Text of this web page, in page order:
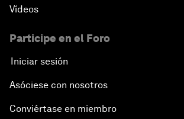
Vídeos
Participe en el Foro
Iniciar sesión
Asóciese con nosotros
Conviértase en miembro